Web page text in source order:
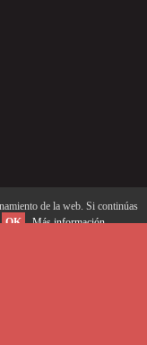
de la web. Si continúas
OK Más información